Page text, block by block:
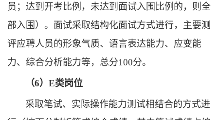
员；达到开考比例，未达到 面试入围比例的，则全
部入围） 。 面试采取结构化面试方式进行， 主要测
评应聘人员的形象气质、语言表达能力、应变能
力、综合分析能力等， 总分100分。
（6）E类岗位
采取笔试、 实际操作能力测试相结合的方式进